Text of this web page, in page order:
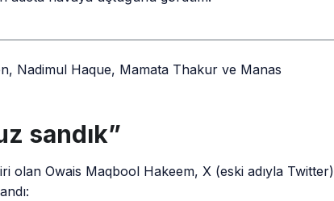
Nadimul Haque, Mamata Thakur ve Manas
sandık”
olan Owais Maqbool Hakeem, X (eski adıyla Twitter)